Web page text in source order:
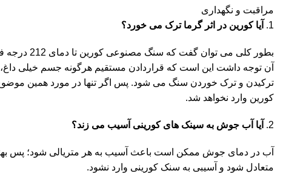
مراقبت و نگهداری
آیا کورین در اثر گرما ترک می خورد؟
بطور کلی
آن توجه داشت این است که قراردادن مستقیم هرگونه جسم خیلی داغ،
ترکیدن و ترک خوردن سنگ می شود. پس اگر تنها در مورد همین موضوع
کورین وارد نخواهد شد.
آیا آب جوش به سینک های کورینی آسیب می زند؟
آب در دمای جوش ممکن است باعث آسیب به هر متریالی شود؛ پس
متعادل شود و آسیبی به سنک کورینی وارد نشود.